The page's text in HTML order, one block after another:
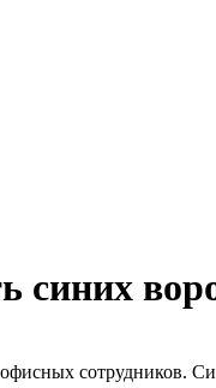
синих
сотрудников.